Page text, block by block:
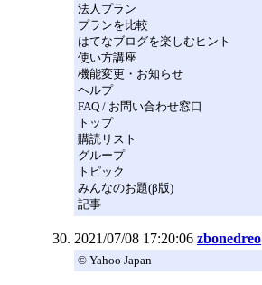
法人プラン
プランを比較
はてなブログを楽しむヒント
使い方講座
機能変更・お知らせ
ヘルプ
FAQ / お問い合わせ窓口
トップ
購読リスト
グループ
トピック
みんなのお題(β版)
記事
2021/07/08 17:20:06 zbonedreo
© Yahoo Japan